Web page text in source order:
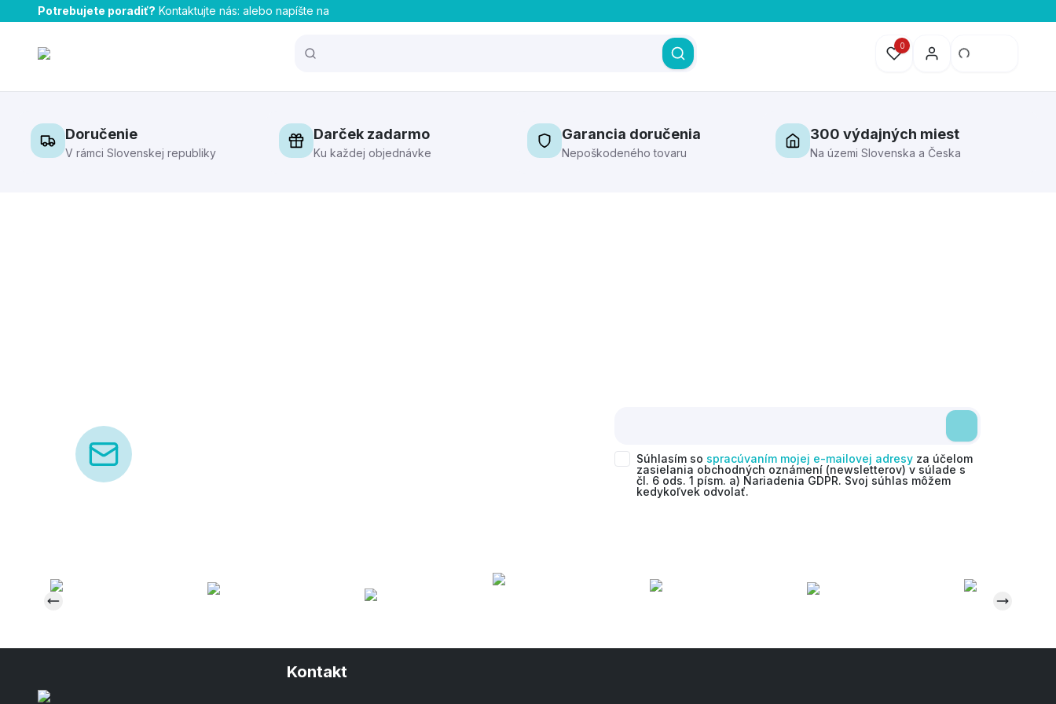
Potrebujete poradiť? Kontaktujte nás: alebo napíšte na
0
Doručenie
V rámci Slovenskej republiky
Darček zadarmo
Ku každej objednávke
Garancia doručenia
Nepoškodeného tovaru
300 výdajných miest
Na územi Slovenska a Česka
Súhlasím so spracúvaním mojej e-mailovej adresy za účelom
zasielania obchodných oznámení (newsletterov) v súlade s
čl. 6 ods. 1 písm. a) Nariadenia GDPR. Svoj súhlas môžem
kedykoľvek odvolať.
Kontakt